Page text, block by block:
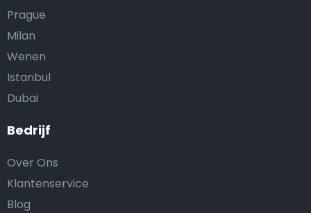
Bedrijf
Over Ons
Klantenservice
Blog
Prague
Milan
Wenen
Istanbul
Dubai